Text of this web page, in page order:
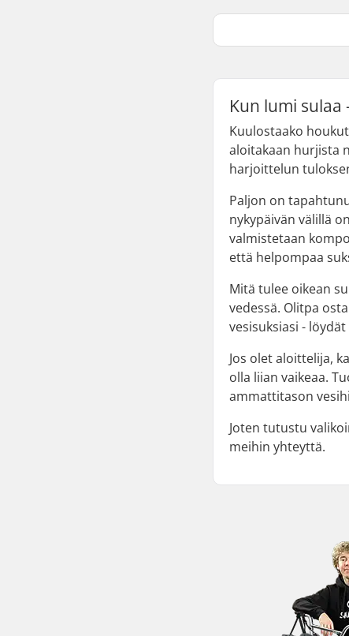
Kun lumi sulaa
Kuulostaako
aloitakaan hurjista
harjoittelun
Paljon on
nykypäivän välillä
valmistetaan
että helpompaa
Mitä tulee oikean
vedessä. Olitpa
vesisuksiasi -
Jos olet aloittelija,
olla liian vaikeaa.
ammattitason
Joten tutustu
meihin yhteyttä.